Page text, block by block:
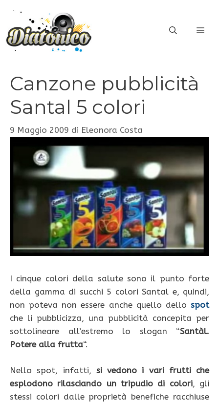
contenuto
Canzone pubblicità
Santal 5 colori
9 Maggio 2009 di Eleonora Costa
I cinque colori della salute sono il punto forte
della gamma di succhi 5 colori Santal e, quindi,
non poteva non essere anche quello dello spot
che li pubblicizza, una pubblicità concepita per
sottolineare all’estremo lo slogan “Santàl.
Potere alla frutta“.
Nello spot, infatti, si vedono i vari frutti che
esplodono rilasciando un tripudio di colori, gli
stessi colori dalle proprietà benefiche racchiuse